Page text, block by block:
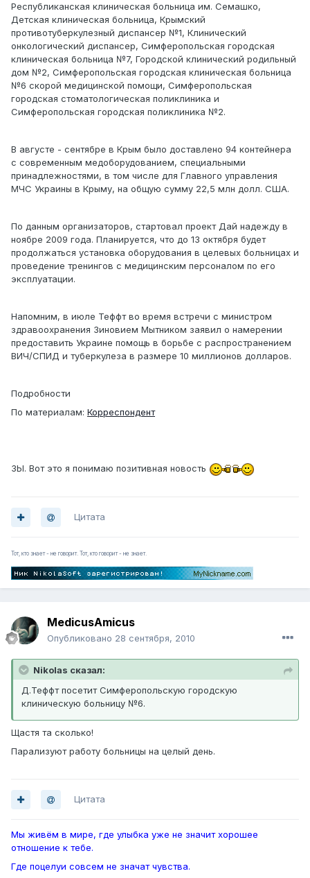
Республиканская клиническая больница им. Семашко,
Детская клиническая больница, Крымский
противотуберкулезный диспансер №1, Клинический
онкологический диспансер, Симферопольская городская
клиническая больница №7, Городской клинический родильный
дом №2, Симферопольская городская клиническая больница
№6 скорой медицинской помощи, Симферопольская
городская стоматологическая поликлиника и
Симферопольская городская поликлиника №2.
В августе - сентябре в Крым было доставлено 94 контейнера
с современным медоборудованием, специальными
принадлежностями, в том числе для Главного управления
МЧС Украины в Крыму, на общую сумму 22,5 млн долл. США.
По данным организаторов, стартовал проект Дай надежду в
ноябре 2009 года. Планируется, что до 13 октября будет
продолжаться установка оборудования в целевых больницах и
проведение тренингов с медицинским персоналом по его
эксплуатации.
Напомним, в июле Теффт во время встречи с министром
здравоохранения Зиновием Мытником заявил о намерении
предоставить Украине помощь в борьбе с распространением
ВИЧ/СПИД и туберкулеза в размере 10 миллионов долларов.
Подробности
По материалам: Корреспондент
ЗЫ. Вот это я понимаю позитивная новость
Цитата
Тот, кто знает - не говорит. Тот, кто говорит - не знает.
MedicusAmicus
Опубликовано 28 сентября, 2010
Nikolas сказал:
Д.Теффт посетит Симферопольскую городскую
клиническую больницу №6.
Щастя та сколько!
Парализуют работу больницы на целый день.
Цитата
Мы живём в мире, где улыбка уже не значит хорошее
отношение к тебе.
Где поцелуи совсем не значат чувства.